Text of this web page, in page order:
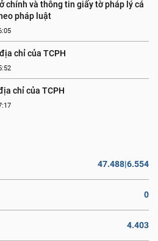
chính và thông tin giấy tờ pháp lý cá
pháp luật
chỉ của TCPH
chỉ của TCPH
47.488|6.554
0
4.403